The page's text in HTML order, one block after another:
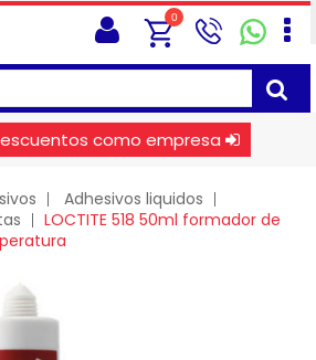
0
como empresa
Adhesivos liquidos
LOCTITE 518 50ml formador de